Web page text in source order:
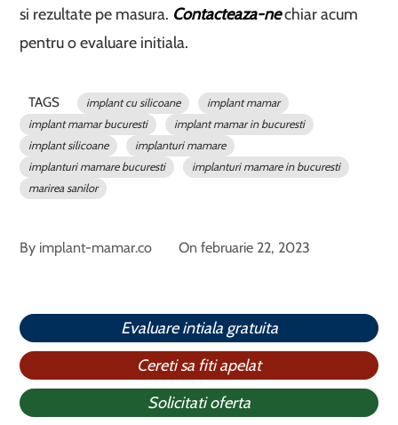
si rezultate pe masura. Contacteaza-nechiar acum
pentru o evaluare initiala.
TAGS implant cu silicoane
implant mamar
implant mamar bucuresti
implant mamar in bucuresti
implant silicoane
implanturi mamare
implanturi mamare bucuresti
implanturi mamare in bucuresti
marirea sanilor
By implant-mamar.co Onfebruarie 22, 2023
Evaluare intiala gratuita
Cereti sa fiti apelat
Solicitati oferta